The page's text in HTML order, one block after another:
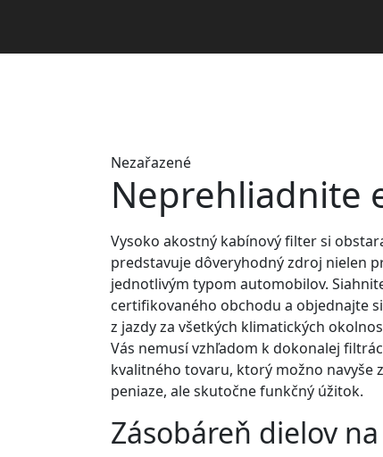
Nezařazené
Neprehliadnite
Vysoko akostný kabínový filter si
predstavuje dôveryhodný zdroj nielen
jednotlivým typom automobilov.
certifikovaného obchodu a objednajte
z jazdy za všetkých klimatických
Vás nemusí vzhľadom k dokonalej
kvalitného tovaru, ktorý možno navyše
peniaze, ale skutočne funkčný úžitok.
Zásobáreň dielov